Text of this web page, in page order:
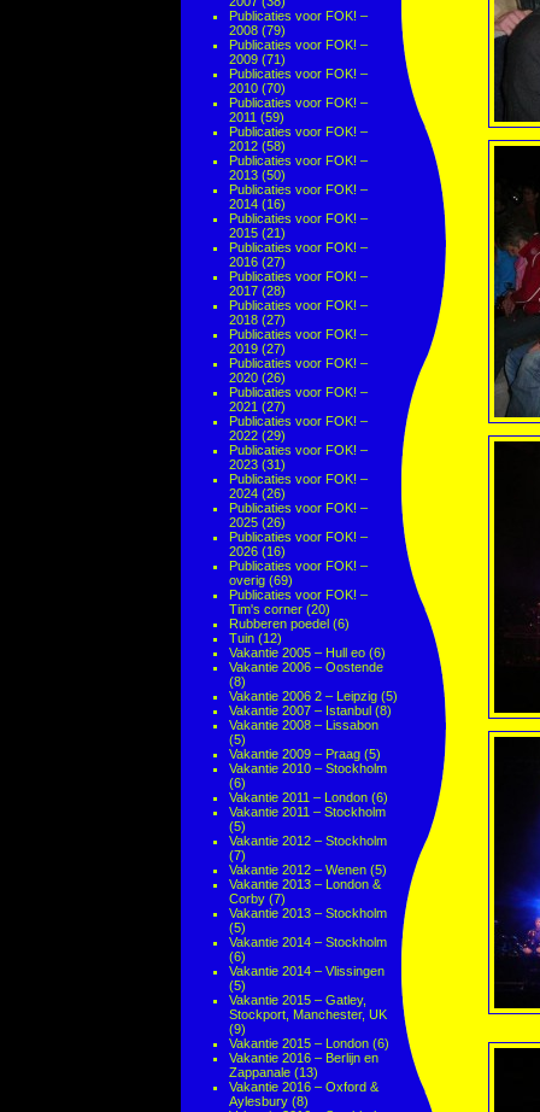
Publicaties voor FOK! –
2008 (79)
Publicaties voor FOK! –
2009 (71)
Publicaties voor FOK! –
2010 (70)
Publicaties voor FOK! –
2011 (59)
Publicaties voor FOK! –
2012 (58)
Publicaties voor FOK! –
2013 (50)
Publicaties voor FOK! –
2014 (16)
Publicaties voor FOK! –
2015 (21)
Publicaties voor FOK! –
2016 (27)
Publicaties voor FOK! –
2017 (28)
Publicaties voor FOK! –
2018 (27)
Publicaties voor FOK! –
2019 (27)
Publicaties voor FOK! –
2020 (26)
Publicaties voor FOK! –
2021 (27)
Publicaties voor FOK! –
2022 (29)
Publicaties voor FOK! –
2023 (31)
Publicaties voor FOK! –
2024 (26)
Publicaties voor FOK! –
2025 (26)
Publicaties voor FOK! –
2026 (16)
Publicaties voor FOK! –
overig (69)
Publicaties voor FOK! –
Tim's corner (20)
Rubberen poedel (6)
Tuin (12)
Vakantie 2005 – Hull eo (6)
Vakantie 2006 – Oostende
(8)
Vakantie 2006 2 – Leipzig (5)
Vakantie 2007 – Istanbul (8)
Vakantie 2008 – Lissabon
(5)
Vakantie 2009 – Praag (5)
Vakantie 2010 – Stockholm
(6)
Vakantie 2011 – London (6)
Vakantie 2011 – Stockholm
(5)
Vakantie 2012 – Stockholm
(7)
Vakantie 2012 – Wenen (5)
Vakantie 2013 – London &
Corby (7)
Vakantie 2013 – Stockholm
(5)
Vakantie 2014 – Stockholm
(6)
Vakantie 2014 – Vlissingen
(5)
Vakantie 2015 – Gatley,
Stockport, Manchester, UK
(9)
Vakantie 2015 – London (6)
Vakantie 2016 – Berlijn en
Zappanale (13)
Vakantie 2016 – Oxford &
Aylesbury (8)